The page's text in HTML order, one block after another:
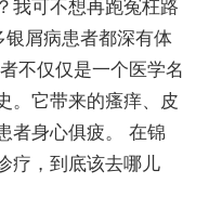
我可不想再跑冤枉路
银屑病患者都深有体
不仅仅是一个医学名
。它带来的瘙痒、皮
者身心俱疲。 在锦
疗，到底该去哪儿